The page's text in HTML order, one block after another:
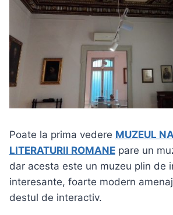
Poate la prima vedere MUZEUL
LITERATURII ROMANEpare un
dar acesta este un muzeu plin de
interesante, foarte modern
destul de interactiv.